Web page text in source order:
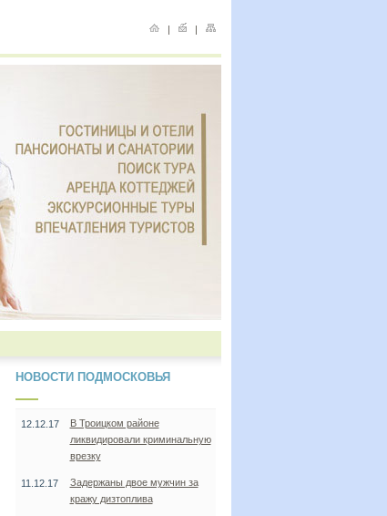
| |
НОВОСТИ ПОДМОСКОВЬЯ
12.12.17
В Троицком районе
ликвидировали криминальную
врезку
11.12.17
Задержаны двое мужчин за
кражу дизтоплива